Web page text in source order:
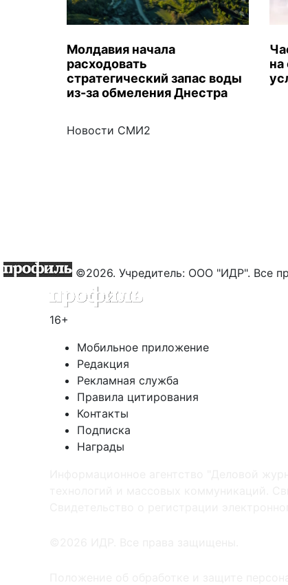
Молдавия начала
расходовать
стратегический запас воды
из-за обмеления Днестра
Новости СМИ2
©2026. Учредитель: ООО "ИДР". Все
16+
Мобильное приложение
Редакция
Рекламная служба
Правила цитирования
Контакты
Подписка
Награды